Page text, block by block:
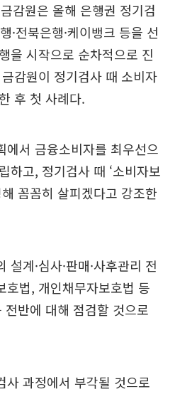
감원은 올해 은행권 정기검
·전북은행·케이뱅크 등을 선
을 시작으로 순차적으로 진
감원이 정기검사 때 소비자
후 첫 사례다.
에서 금융소비자를 최우선으
하고, 정기검사 때 ‘소비자보
꼼꼼히 살피겠다고 강조한
계·심사·판매·사후관리 전
호법, 개인채무자보호법 등
반에 대해 점검할 것으로
사 과정에서 부각될 것으로